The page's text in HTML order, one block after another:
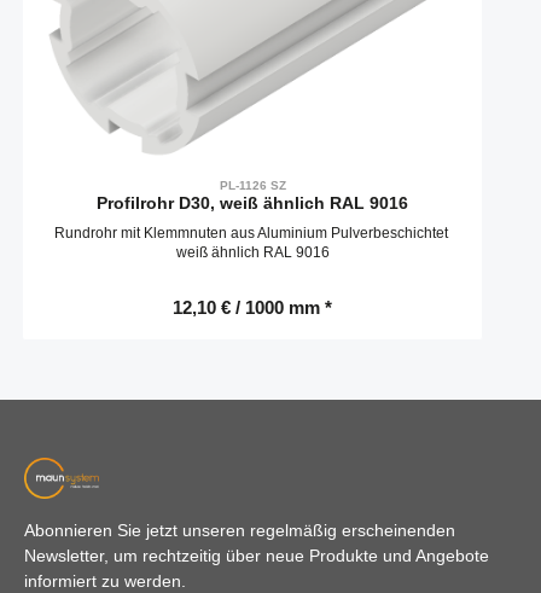
PL-1126 SZ
Profilrohr D30, weiß ähnlich RAL 9016
Rundrohr mit Klemmnuten aus Aluminium Pulverbeschichtet
weiß ähnlich RAL 9016
12,10 € / 1000 mm *
Abonnieren Sie jetzt unseren regelmäßig erscheinenden
Newsletter, um rechtzeitig über neue Produkte und Angebote
informiert zu werden.